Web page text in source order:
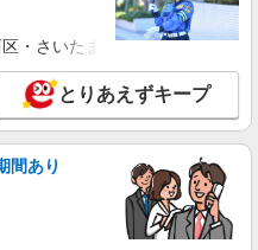
詳細を見る
）
間】詰めるだけの簡単作業
給1600円（就業先により異な
・さいたま市岩槻区・久喜市・
とりあえずキープ
間あり